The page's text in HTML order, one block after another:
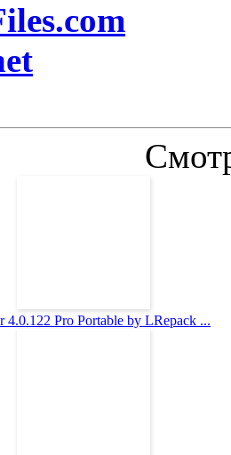
4.0.122 Pro Portable by LRepack ...